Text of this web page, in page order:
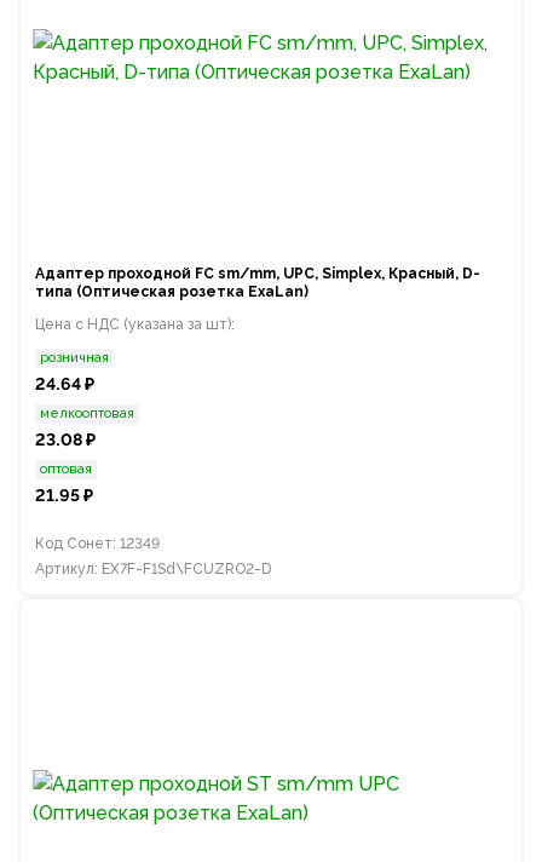
Адаптер проходной FC sm/mm, UPC, Simplex, Красный, D-
типа (Оптическая розетка ExaLan)
Цена с НДС (указана за шт):
розничная
24.64 ₽
мелкооптовая
23.08 ₽
оптовая
21.95 ₽
Код Сонет: 12349
Артикул: EX7F-F1Sd\FCUZRO2-D